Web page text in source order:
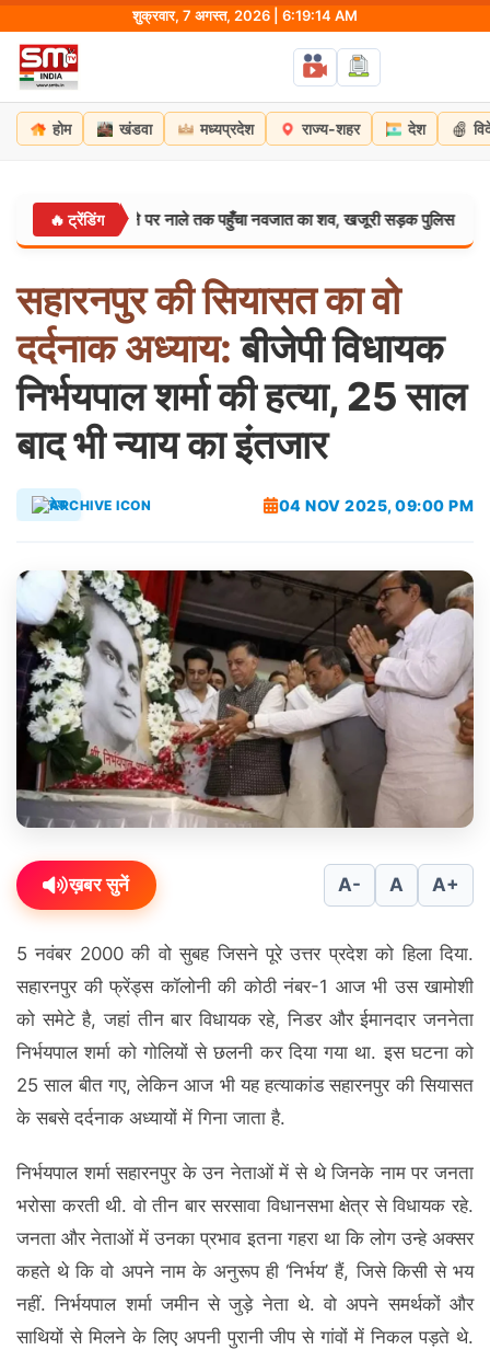
content
शुक्रवार, 7 अगस्त, 2026 | 6:19:15 AM
होम खंडवा मध्यप्रदेश राज्य-शहर देश
🔥 ट्रेंडिंग
बहने पर नाले तक पहुँचा नवजात का शव, खजूरी सड़क पुलिस ने किया खुलासा
सहारनपुरकीसियासतकावो
दर्दनाक अध्याय: बीजेपी विधायक
निर्भयपाल शर्मा की हत्या, 25 साल
बाद भी न्याय का इंतजार
देश 04 NOV 2025, 09:00 PM
ख़बर सुनें A- A A+
5 नवंबर 2000 की वो सुबह जिसने पूरे उत्तर प्रदेश को हिला दिया.
सहारनपुर की फ्रेंड्स कॉलोनी की कोठी नंबर-1 आज भी उस खामोशी
को समेटे है, जहां तीन बार विधायक रहे, निडर और ईमानदार जननेता
निर्भयपाल शर्मा को गोलियों से छलनी कर दिया गया था. इस घटना को
25 साल बीत गए, लेकिन आज भी यह हत्याकांड सहारनपुर की सियासत
के सबसे दर्दनाक अध्यायों में गिना जाता है.
निर्भयपाल शर्मा सहारनपुर के उन नेताओं में से थे जिनके नाम पर जनता
भरोसा करती थी. वो तीन बार सरसावा विधानसभा क्षेत्र से विधायक रहे.
जनता और नेताओं में उनका प्रभाव इतना गहरा था कि लोग उन्हे अक्सर
कहते थे कि वो अपने नाम के अनुरूप ही ‘निर्भय’ हैं, जिसे किसी से भय
नहीं. निर्भयपाल शर्मा जमीन से जुड़े नेता थे. वो अपने समर्थकों और
साथियों से मिलने के लिए अपनी पुरानी जीप से गांवों में निकल पड़ते थे.